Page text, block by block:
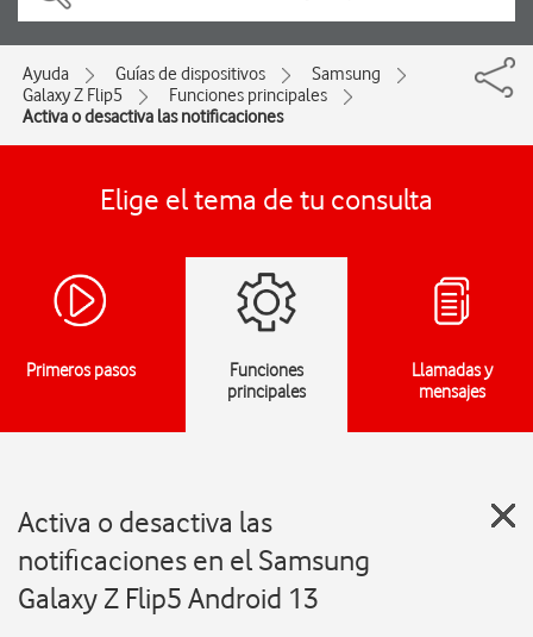
Ayuda Guías de dispositivos
Samsung
Galaxy Z Flip5
Funciones principales
Activa o desactiva las notificaciones
Elige el tema de tu consulta
Primeros pasos
Funciones
principales
Llamadas y
mensajes
Activa o desactiva las
notificaciones en el Samsung
Galaxy Z Flip5 Android 13